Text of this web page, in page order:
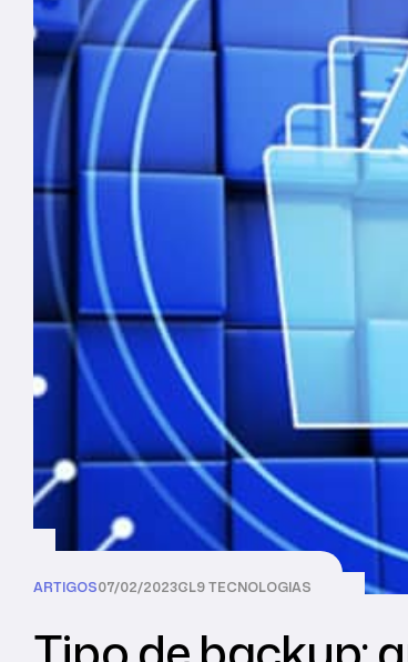
ARTIGOS07/02/2023CL9 TECNOLOGIAS